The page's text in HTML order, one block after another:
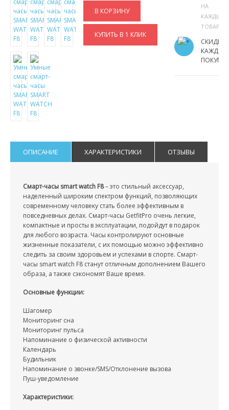
КУПИТЬ В 1 КЛИК
НА
КАЖДЫЙ
ТОВАР
СКИДКИ
ОПИСАНИЕ ХАРАКТЕРИСТИКИ ОТЗЫВЫ
Смарт-часы smart watch F8– это стильный аксессуар,
наделенный широким спектром функций, позволяющих
современному человеку стать более эффективным в
повседневных делах. Смарт-часы GetfitPro очень легкие,
компактные и просты в эксплуатации, подойдут в подарок
для любого возраста. Часы контролируют основные
жизненные показатели, с их помощью можно эффективно
следить за своим здоровьем и успехами в спорте. Смарт-
часы smart watch F8 станут отличным дополнением Вашего
образа, а также сэкономят Ваше время.
Основные функции:
Шагомер
Мониторинг сна
Мониторинг пульса
Напоминание о физической активности
Календарь
Будильник
Напоминание о звонке/SMS/Отклонение вызова
Пуш-уведомление
Характеристики: